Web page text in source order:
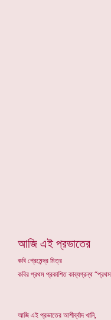
আজি এই প্রভাতের
কবি প্রেমেন্দ্র মিত্র
কবির প্রথম প্রকাশিত কাব্যগ্রন্থ
আজি এই প্রভাতের আশীর্ব্বাদ খানি,